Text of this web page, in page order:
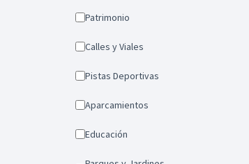
Patrimonio
Calles y Viales
Pistas Deportivas
Aparcamientos
Educación